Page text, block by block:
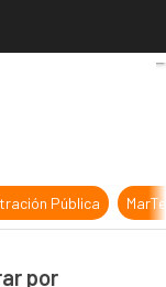
no puede
Pública
por